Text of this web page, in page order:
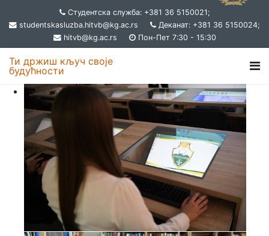
Студентска служба: +381 36 5150021;
studentskasluzba.hitvb@kg.ac.rs
Деканат: +381 36 5150024;
hitvb@kg.ac.rs
Пон-Пет 7:30 - 15:30
Ти држиш кључ своје
будућности